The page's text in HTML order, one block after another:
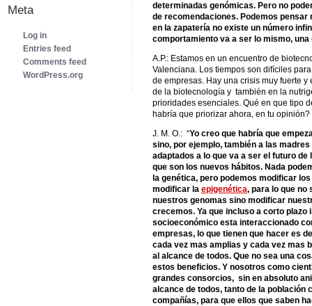
determinadas genómicas. Pero no
de recomendaciones. Podemos pensar
en la zapatería no existe un número
comportamiento va a ser lo mismo,
A.P.: Estamos en un encuentro de
Valenciana. Los tiempos son difíciles
de empresas. Hay una crisis muy fuerte
de la biotecnología y también en la
prioridades esenciales. Qué en que tipo
habría que priorizar ahora, en tu opinión?
J. M. O.: “Yo creo que habría que
sino, por ejemplo, también a las
adaptados a lo que va a ser el futuro
que son los nuevos hábitos. Nada
la genética, pero podemos modificar
modificar la epigenética, para lo que
nuestros genomas sino modificar
crecemos. Ya que incluso a corto
socioeconómico esta interaccionado
empresas, lo que tienen que hacer es
cada vez mas amplias y cada vez mas
al alcance de todos. Que no sea una
estos beneficios. Y nosotros como
grandes consorcios, sin en absoluto
alcance de todos, tanto de la población
compañías, para que ellos que saben
Meta
Log in
Entries feed
Comments feed
WordPress.org